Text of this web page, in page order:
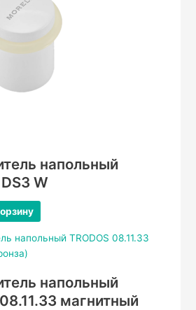
напольный
W
напольный
магнитный